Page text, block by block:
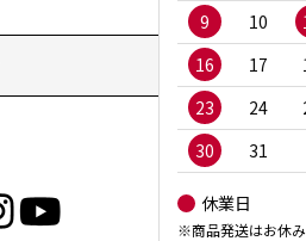
9
10
16
17
23
24
30
31
休業日
※商品発送はお休